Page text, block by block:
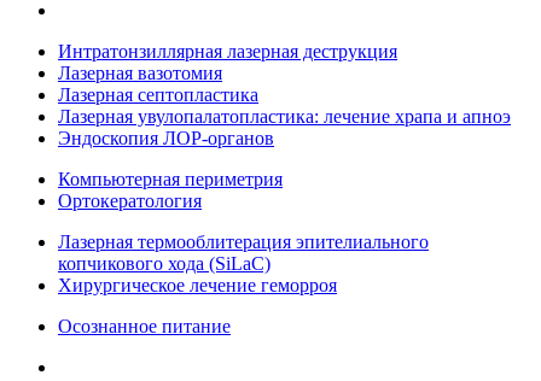
Интратонзиллярная лазерная деструкция
Лазерная вазотомия
Лазерная септопластика
Лазерная увулопалатопластика: лечение храпа и апноэ
Эндоскопия ЛОР-органов
Компьютерная периметрия
Ортокератология
Лазерная термооблитерация эпителиального
копчикового хода (SiLaC)
Хирургическое лечение геморроя
Осознанное питание